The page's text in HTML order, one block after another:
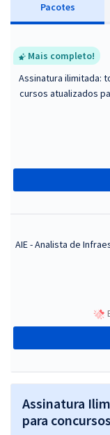
Pacotes
Mais completo!
Assinatura ilimitada:
cursos atualizados
AIE - Analista de
Assinatura
para